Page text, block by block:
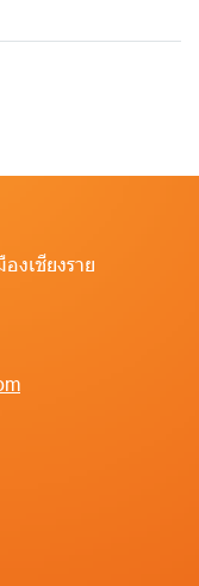
งเชียงราย